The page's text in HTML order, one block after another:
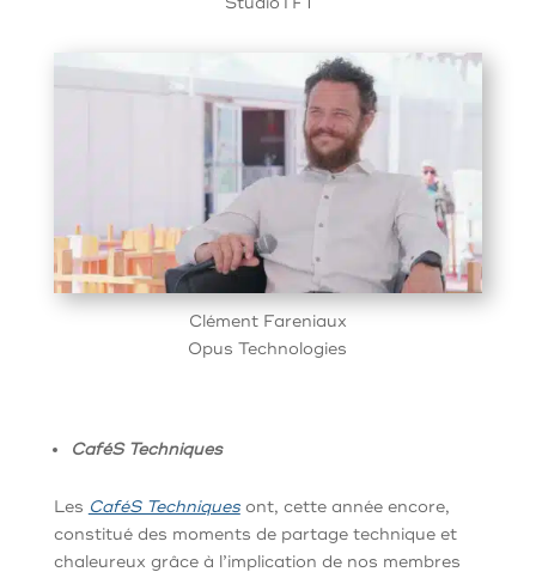
Clément Fareniaux
Opus Technologies
CaféS Techniques
Les CaféS Techniquesont, cette année encore,
constitué des moments de partage technique et
chaleureux grâce à l’implication de nos membres